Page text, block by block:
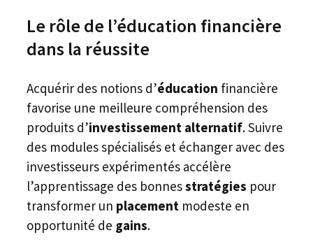
Le rôle de l’éducation financière
dans la réussite
Acquérir des notions d’éducation financière
favorise une meilleure compréhension des
produits d’investissement alternatif. Suivre
des modules spécialisés et échanger avec des
investisseurs expérimentés accélère
l’apprentissage des bonnesstratégies pour
transformer un placement modeste en
opportunité de gains.